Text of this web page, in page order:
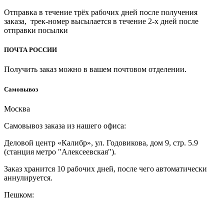
Отправка в течение трёх рабочих дней после получения
заказа, трек-номер высылается в течение 2-х дней после
отправки посылки
ПОЧТА РОССИИ
Получить заказ можно в вашем почтовом отделении.
Cамовывоз
Москва
Самовывоз заказа из нашего офиса:
Деловой центр «Калибр», ул. Годовикова, дом 9, стр. 5.9
(станция метро "Алексеевская").
Заказ хранится 10 рабочих дней, после чего автоматически
аннулируется.
Пешком: